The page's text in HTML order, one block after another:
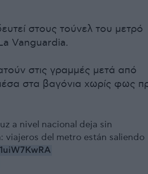
στους τούνελ του μετρό
Vanguardia.
στις γραμμές μετά από
στα βαγόνια χωρίς φως
a nivel nacional deja sin
viajeros del metro están saliendo